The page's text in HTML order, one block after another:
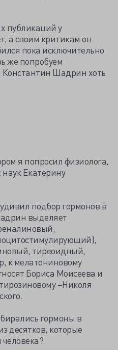
публикаций у
а своим критикам он
пока исключительно
же попробуем
Константин Шадрин хоть
я попросил физиолога,
Екатерину
подбор гормонов в
выделяет
тиреоидный,
к мелатониновому
Бориса Моисеева и
–Николя
гормоны в
десятков, которые